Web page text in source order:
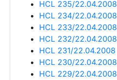
HCL 235/22.04.2008
HCL 234/22.04.2008
HCL 233/22.04.2008
HCL 232/22.04.2008
HCL 231/22.04.2008
HCL 230/22.04.2008
HCL 229/22.04.2008